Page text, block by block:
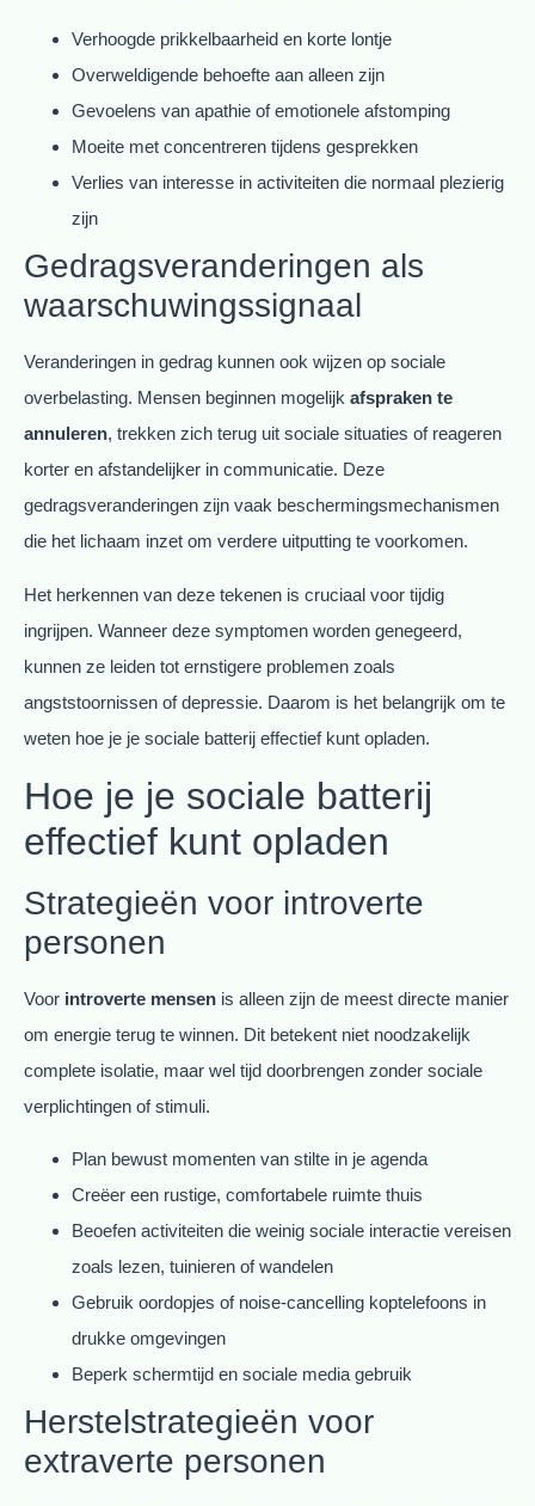
Verhoogde prikkelbaarheid en korte lontje
Overweldigende behoefte aan alleen zijn
Gevoelens van apathie of emotionele afstomping
Moeite met concentreren tijdens gesprekken
Verlies van interesse in activiteiten die normaal plezierig
zijn
Gedragsveranderingen als
waarschuwingssignaal
Veranderingen in gedrag kunnen ook wijzen op sociale
overbelasting. Mensen beginnen mogelijk afspraken te
annuleren, trekken zich terug uit sociale situaties of reageren
korter en afstandelijker in communicatie. Deze
gedragsveranderingen zijn vaak beschermingsmechanismen
die het lichaam inzet om verdere uitputting te voorkomen.
Het herkennen van deze tekenen is cruciaal voor tijdig
ingrijpen. Wanneer deze symptomen worden genegeerd,
kunnen ze leiden tot ernstigere problemen zoals
angststoornissen of depressie. Daarom is het belangrijk om te
weten hoe je je sociale batterij effectief kunt opladen.
Hoe je je sociale batterij
effectief kunt opladen
Strategieën voor introverte
personen
Voor introverte mensen is alleen zijn de meest directe manier
om energie terug te winnen. Dit betekent niet noodzakelijk
complete isolatie, maar wel tijd doorbrengen zonder sociale
verplichtingen of stimuli.
Plan bewust momenten van stilte in je agenda
Creëer een rustige, comfortabele ruimte thuis
Beoefen activiteiten die weinig sociale interactie vereisen
zoals lezen, tuinieren of wandelen
Gebruik oordopjes of noise-cancelling koptelefoons in
drukke omgevingen
Beperk schermtijd en sociale media gebruik
Herstelstrategieën voor
extraverte personen